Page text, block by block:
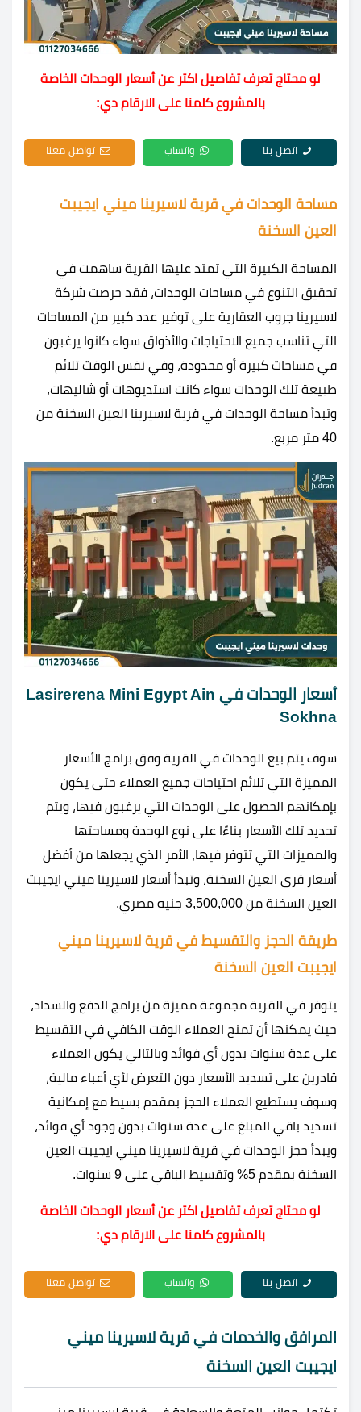
لو محتاج تعرف تفاصيل اكتر عن أسعار الوحدات الخاصة
بالمشروع كلمنا على الارقام دي:
اتصل بنا واتساب تواصل معنا
مساحة الوحدات في قرية لاسيرينا ميني ايجيبت
العين السخنة
المساحة الكبيرة التي تمتد عليها القرية ساهمت في
تحقيق التنوع في مساحات الوحدات، فقد حرصت شركة
لاسيرينا جروب العقارية على توفير عدد كبير من المساحات
التي تناسب جميع الاحتياجات والأذواق سواء كانوا يرغبون
في مساحات كبيرة أو محدودة، وفي نفس الوقت تلائم
طبيعة تلك الوحدات سواء كانت استديوهات أو شاليهات،
وتبدأ مساحة الوحدات في قرية لاسيرينا العين السخنة من
40 متر مربع.
أسعار الوحدات في Lasirerena Mini Egypt Ain
Sokhna
سوف يتم بيع الوحدات في القرية وفق برامج الأسعار
المميزة التي تلائم احتياجات جميع العملاء حتى يكون
بإمكانهم الحصول على الوحدات التي يرغبون فيها، ويتم
تحديد تلك الأسعار بناءًا على نوع الوحدة ومساحتها
والمميزات التي تتوفر فيها، الأمر الذي يجعلها من أفضل
أسعار قرى العين السخنة، وتبدأ أسعار لاسيرينا ميني ايجيبت
العين السخنة من 3,500,000 جنيه مصري.
طريقة الحجز والتقسيط في قرية لاسيرينا ميني
ايجيبت العين السخنة
يتوفر في القرية مجموعة مميزة من برامج الدفع والسداد،
حيث يمكنها أن تمنح العملاء الوقت الكافي في التقسيط
على عدة سنوات بدون أي فوائد وبالتالي يكون العملاء
قادرين على تسديد الأسعار دون التعرض لأي أعباء مالية،
وسوف يستطيع العملاء الحجز بمقدم بسيط مع إمكانية
تسديد باقي المبلغ على عدة سنوات بدون وجود أي فوائد،
ويبدأ حجز الوحدات في قرية لاسيرينا ميني ايجيبت العين
السخنة بمقدم 5% وتقسيط الباقي على 9 سنوات.
لو محتاج تعرف تفاصيل اكتر عن أسعار الوحدات الخاصة
بالمشروع كلمنا على الارقام دي:
اتصل بنا واتساب تواصل معنا
المرافق والخدمات في قرية لاسيرينا ميني
ايجيبت العين السخنة